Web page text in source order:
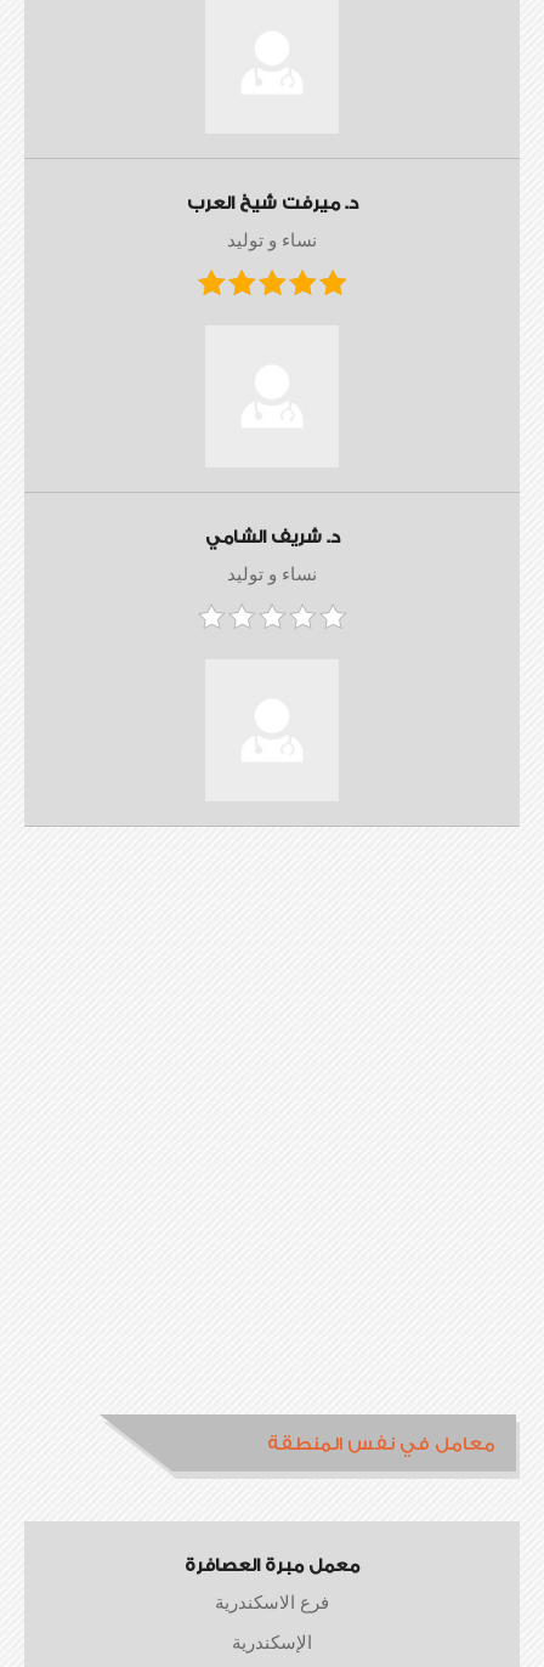
د. ميرفت شيخ العرب
نساء و توليد
د. شريف الشامي
نساء و توليد
معامل في نفس المنطقة
معمل مبرة العصافرة
فرع الاسكندرية
الإسكندرية